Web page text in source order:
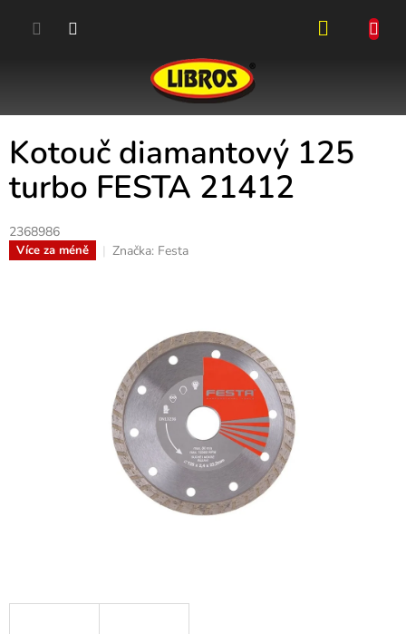
Kotouč diamantový 125
turbo FESTA 21412
2368986
Více za méně Značka: Festa